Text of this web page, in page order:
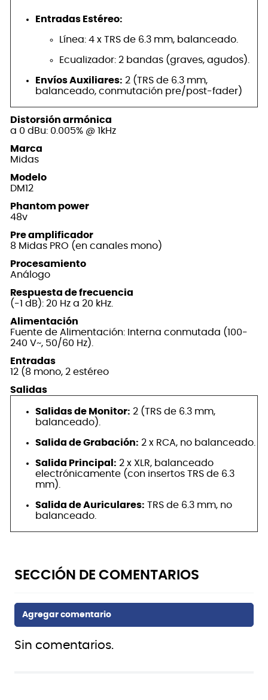
Entradas Estéreo:
Línea: 4 x TRS de 6.3 mm, balanceado.
Ecualizador: 2 bandas (graves, agudos).
Envíos Auxiliares: 2 (TRS de 6.3 mm,
balanceado, conmutación pre/post-fader)
Distorsión armónica
a 0 dBu: 0.005% @ 1kHz
Marca
Midas
Modelo
DM12
Phantom power
48v
Pre amplificador
8 Midas PRO (en canales mono)
Procesamiento
Análogo
Respuesta de frecuencia
(-1 dB): 20 Hz a 20 kHz.
Alimentación
Fuente de Alimentación: Interna conmutada (100-
240 V~, 50/60 Hz).
Entradas
12 (8 mono, 2 estéreo
Salidas
Salidas de Monitor: 2 (TRS de 6.3 mm,
balanceado).
Salida de Grabación: 2 x RCA, no balanceado.
Salida Principal: 2 x XLR, balanceado
electrónicamente (con insertos TRS de 6.3
mm).
Salida de Auriculares: TRS de 6.3 mm, no
balanceado.
Sin comentarios.